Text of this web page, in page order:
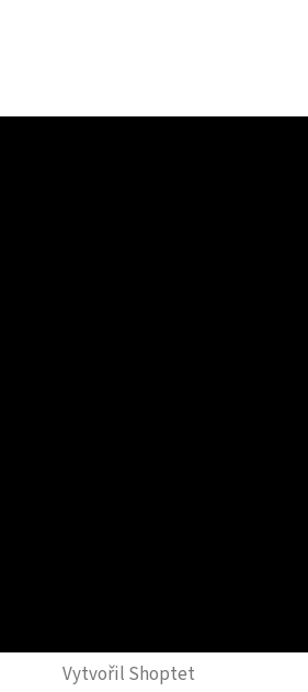
Vytvořil Shoptet